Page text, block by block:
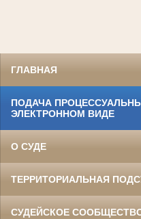
ГЛАВНАЯ
ПОДАЧА
ЭЛЕКТРОННОМ ВИДЕ
О СУДЕ
ТЕРРИТОРИАЛЬНАЯ
СУДЕЙСКОЕ